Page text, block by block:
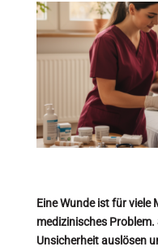
Eine Wunde ist für viele
medizinisches
Unsicherheit auslösen